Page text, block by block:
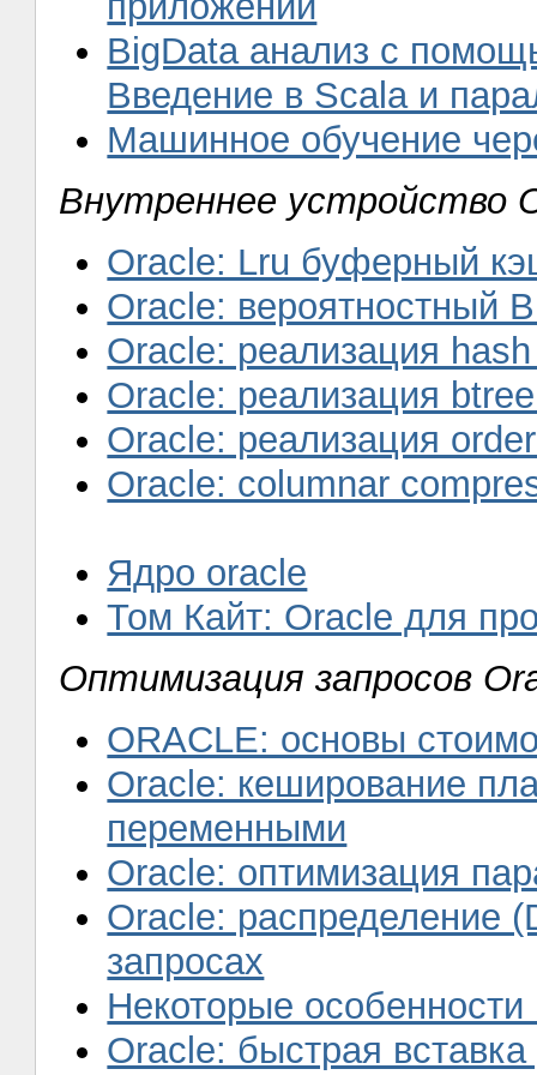
BigData анализ с
Введение в Scala и
Машинное обучение
Внутреннее устройство
Oracle: Lru буферный
Oracle: вероятностный
Oracle: реализация
Oracle: реализация
Oracle: реализация
Oracle: columnar
Ядро oracle
Том Кайт: Oracle для
Оптимизация запросов
ORACLE: основы
Oracle: кеширование
переменными
Oracle: оптимизация
Oracle: распределение
запросах
Некоторые
Oracle: быстрая